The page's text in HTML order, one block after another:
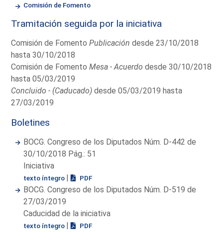
Comisión de Fomento
Tramitación seguida por la iniciativa
Comisión de FomentoPublicación desde 23/10/2018
hasta 30/10/2018
Comisión de FomentoMesa - Acuerdo desde 30/10/2018
hasta 05/03/2019
Concluido - (Caducado) desde 05/03/2019 hasta
27/03/2019
Boletines
BOCG. Congreso de los Diputados Núm. D-442 de
30/10/2018 Pág.: 51
Iniciativa
texto íntegro | PDF
BOCG. Congreso de los Diputados Núm. D-519 de
27/03/2019
Caducidad de la iniciativa
texto íntegro | PDF